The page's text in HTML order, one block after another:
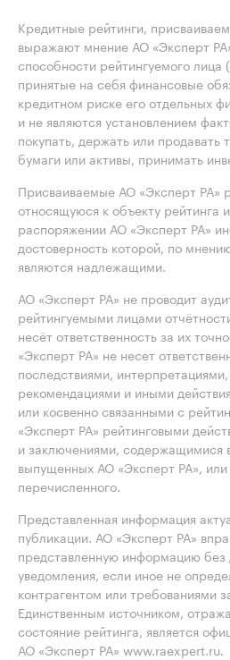
Кредитные рейтинги,
выражают мнение АО «Эксперт
способности рейтингуемого лица
принятые на себя финансовые
кредитном риске его отдельных
и не являются установлением
покупать, держать или продавать
бумаги или активы, принимать
Присваиваемые АО «Эксперт РА»
относящуюся к объекту рейтинга
распоряжении АО «Эксперт РА»
достоверность которой, по
являются надлежащими.
АО «Эксперт РА» не проводит
рейтингуемыми лицами
несёт ответственность за их
«Эксперт РА» не несет
последствиями,
рекомендациями и иными
или косвенно связанными с
«Эксперт РА» рейтинговыми
и заключениями, содержащимися
выпущенных АО «Эксперт РА», или
перечисленного.
Представленная информация
публикации. АО «Эксперт РА»
представленную информацию без
уведомления, если иное не
контрагентом или требованиями
Единственным источником,
состояние рейтинга, является
АО «Эксперт РА» www.raexpert.ru.